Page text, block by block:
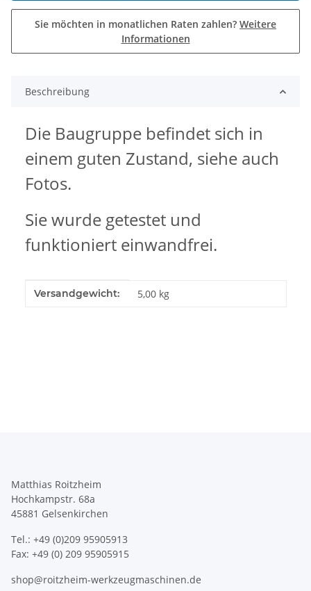
Sie möchten in monatlichen Raten zahlen? Weitere
Informationen
Beschreibung
Die Baugruppe befindet sich in
einem guten Zustand, siehe auch
Fotos.
Sie wurde getestet und
funktioniert einwandfrei.
Produkteigenschaft
Wert
Versandgewicht: 5,00 kg
Matthias Roitzheim
Hochkampstr. 68a
45881 Gelsenkirchen
Tel.: +49 (0)209 95905913
Fax: +49 (0) 209 95905915
shop@roitzheim-werkzeugmaschinen.de